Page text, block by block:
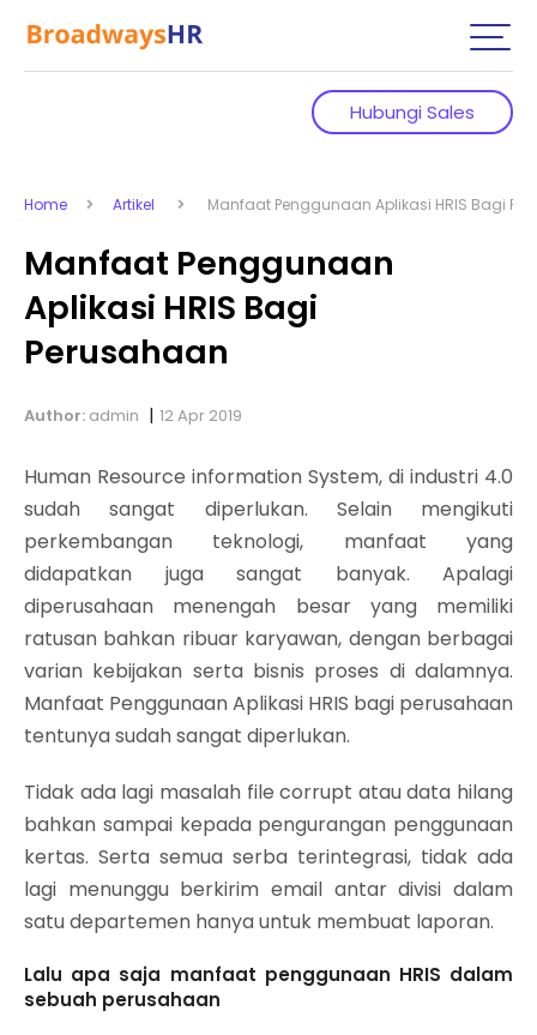
Hubungi Sales
Home Artikel Manfaat Penggunaan Aplikasi HRIS Bagi
Manfaat Penggunaan
Aplikasi HRIS Bagi
Perusahaan
Author: admin | 12 Apr 2019
Human Resource information System, di industri 4.0
sudah sangat diperlukan. Selain mengikuti
perkembangan teknologi, manfaat yang
didapatkan juga sangat banyak. Apalagi
diperusahaan menengah besar yang memiliki
ratusan bahkan ribuar karyawan, dengan berbagai
varian kebijakan serta bisnis proses di dalamnya.
Manfaat Penggunaan Aplikasi HRIS bagi perusahaan
tentunya sudah sangat diperlukan.
Tidak ada lagi masalah file corrupt atau data hilang
bahkan sampai kepada pengurangan penggunaan
kertas. Serta semua serba terintegrasi, tidak ada
lagi menunggu berkirim email antar divisi dalam
satu departemen hanya untuk membuat laporan.
Lalu apa saja manfaat penggunaan HRIS dalam
sebuah perusahaan